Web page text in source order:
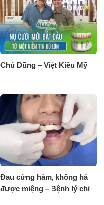
Chú Dũng – Việt Kiều Mỹ
Đau cứng hàm, không há
được miệng – Bệnh lý chỉ